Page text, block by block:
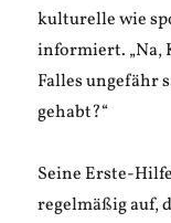
kulturelle wie
informiert. „Na,
Falles ungefähr
gehabt?“
Seine Erste-
regelmäßig auf,